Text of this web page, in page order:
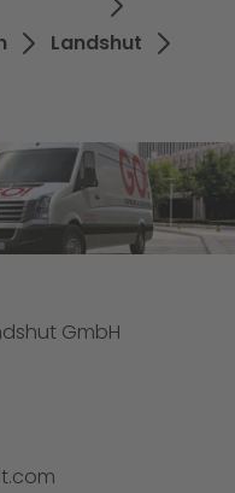
Landshut
GmbH